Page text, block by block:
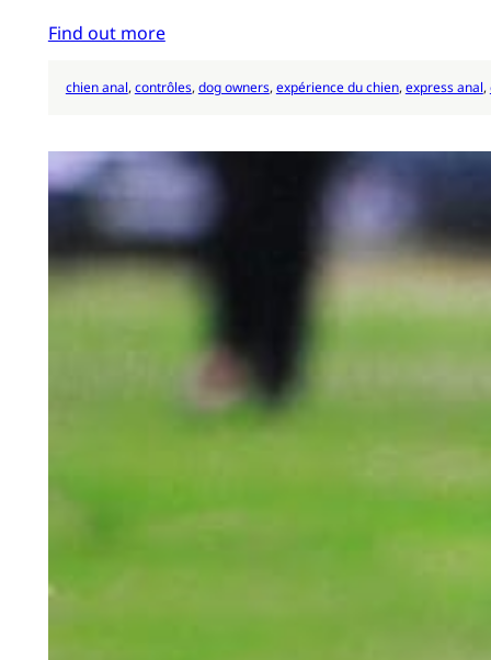
Find out more
chien anal, contrôles, dog owners, expérience du chien, express anal,